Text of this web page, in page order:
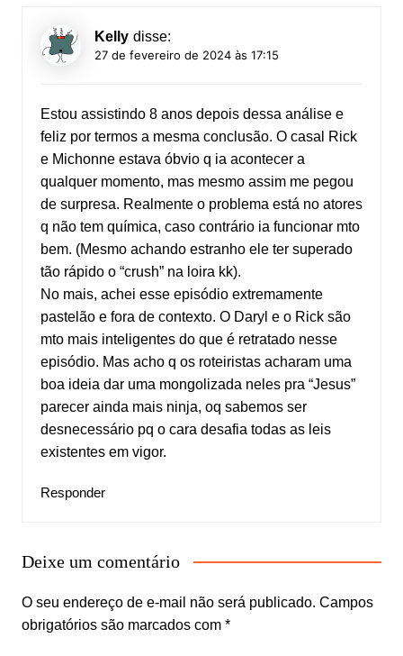
Kelly disse:
27 de fevereiro de 2024 às 17:15
Estou assistindo 8 anos depois dessa análise e
feliz por termos a mesma conclusão. O casal Rick
e Michonne estava óbvio q ia acontecer a
qualquer momento, mas mesmo assim me pegou
de surpresa. Realmente o problema está no atores
q não tem química, caso contrário ia funcionar mto
bem. (Mesmo achando estranho ele ter superado
tão rápido o “crush” na loira kk).
No mais, achei esse episódio extremamente
pastelão e fora de contexto. O Daryl e o Rick são
mto mais inteligentes do que é retratado nesse
episódio. Mas acho q os roteiristas acharam uma
boa ideia dar uma mongolizada neles pra “Jesus”
parecer ainda mais ninja, oq sabemos ser
desnecessário pq o cara desafia todas as leis
existentes em vigor.
Responder
Deixe um comentário
O seu endereço de e-mail não será publicado. Campos
obrigatórios são marcados com *